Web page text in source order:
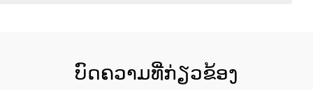
ບົດຄວາມທີ່ກ່ຽວຂ້ອງ